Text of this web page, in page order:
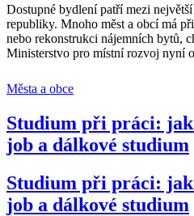
Dostupné bydlení patří mezi
republiky. Mnoho měst a obcí má
nebo rekonstrukci nájemních bytů,
Ministerstvo pro místní rozvoj nyní
Města a obce
Studium při práci:
job a dálkové studium
Studium při práci:
job a dálkové studium